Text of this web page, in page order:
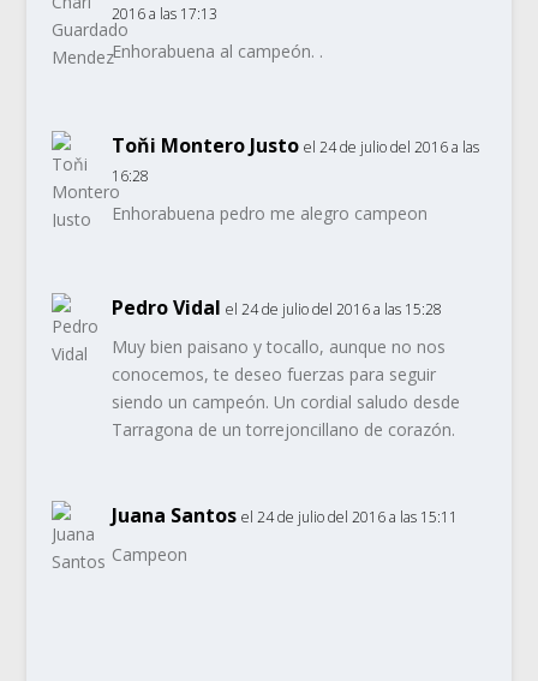
2016 a las 17:13
Enhorabuena al campeón. .
Toňi Montero Justo el 24 de julio del 2016 a las
16:28
Enhorabuena pedro me alegro campeon
Pedro Vidal el 24 de julio del 2016 a las 15:28
Muy bien paisano y tocallo, aunque no nos
conocemos, te deseo fuerzas para seguir
siendo un campeón. Un cordial saludo desde
Tarragona de un torrejoncillano de corazón.
Juana Santos el 24 de julio del 2016 a las 15:11
Campeon